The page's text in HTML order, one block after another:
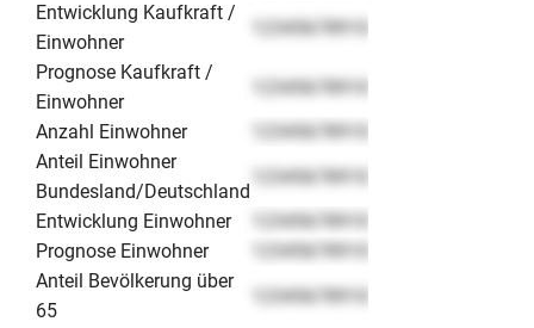
Entwicklung Kaufkraft /
Einwohner
12345678910
Prognose Kaufkraft /
Einwohner
12345678910
Anzahl Einwohner
12345678910
Anteil Einwohner
Bundesland/Deutschland
12345678910
Entwicklung Einwohner
12345678910
Prognose Einwohner
12345678910
Anteil Bevölkerung über
65
12345678910